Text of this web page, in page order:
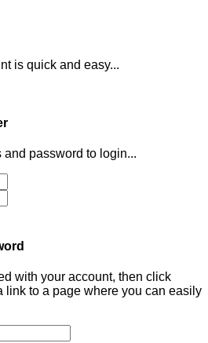
is quick and easy...
password to login...
with your account, then click
link to a page where you can easily